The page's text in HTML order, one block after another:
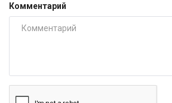
Комментарий